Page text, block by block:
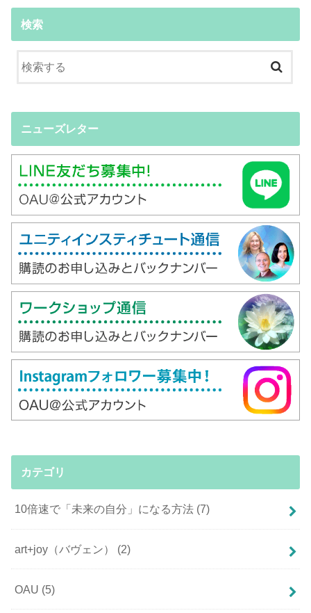
検索
ニューズレター
カテゴリ
10倍速で「未来の自分」になる方法 (7)
art+joy（バヴェン） (2)
OAU (5)